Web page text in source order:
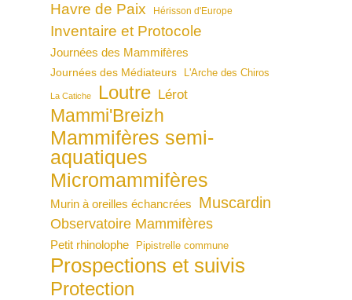
Havre de Paix Hérisson d'Europe
Inventaire et Protocole
Journées des Mammifères
Journées des Médiateurs L'Arche des Chiros
La Catiche Loutre Lérot
Mammi'Breizh
Mammifères semi-
aquatiques
Micromammifères
Murin à oreilles échancrées Muscardin
Observatoire Mammifères
Petit rhinolophe Pipistrelle commune
Prospections et suivis
Protection